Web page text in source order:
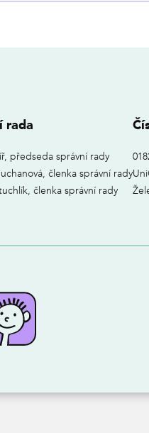
rada
předseda správní rady
členka správní rady
členka správní rady